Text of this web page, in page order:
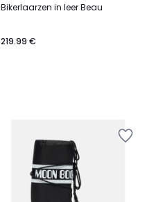
Bikerlaarzen in leer Beau
219.99 €